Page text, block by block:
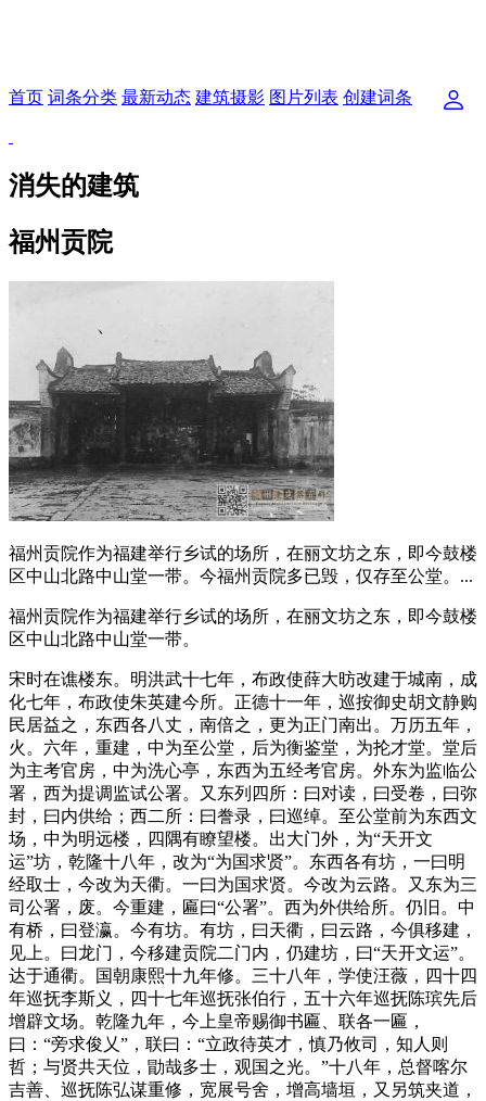
首页 词条分类 最新动态 建筑摄影 图片列表 创建词条
消失的建筑
福州贡院
福州贡院作为福建举行乡试的场所，在丽文坊之东，即今鼓楼
区中山北路中山堂一带。今福州贡院多已毁，仅存至公堂。...
福州贡院作为福建举行乡试的场所，在丽文坊之东，即今鼓楼
区中山北路中山堂一带。
宋时在谯楼东。明洪武十七年，布政使薛大昉改建于城南，成
化七年，布政使朱英建今所。正德十一年，巡按御史胡文静购
民居益之，东西各八丈，南倍之，更为正门南出。万历五年，
火。六年，重建，中为至公堂，后为衡鉴堂，为抡才堂。堂后
为主考官房，中为洗心亭，东西为五经考官房。外东为监临公
署，西为提调监试公署。又东列四所：曰对读，曰受卷，曰弥
封，曰内供给；西二所：曰誊录，曰巡绰。至公堂前为东西文
场，中为明远楼，四隅有瞭望楼。出大门外，为“天开文
运”坊，乾隆十八年，改为“为国求贤”。东西各有坊，一曰明
经取士，今改为天衢。一曰为国求贤。今改为云路。又东为三
司公署，废。今重建，匾曰“公署”。西为外供给所。仍旧。中
有桥，曰登瀛。今有坊。有坊，曰天衢，曰云路，今俱移建，
见上。曰龙门，今移建贡院二门内，仍建坊，曰“天开文运”。
达于通衢。国朝康熙十九年修。三十八年，学使汪薇，四十四
年巡抚李斯义，四十七年巡抚张伯行，五十六年巡抚陈瑸先后
增辟文场。乾隆九年，今上皇帝赐御书匾、联各一匾，
曰：“旁求俊乂”，联曰：“立政待英才，慎乃攸司，知人则
哲；与贤共天位，勖哉多士，观国之光。”十八年，总督喀尔
吉善、巡抚陈弘谋重修，宽展号舍，增高墙垣，又另筑夹道，